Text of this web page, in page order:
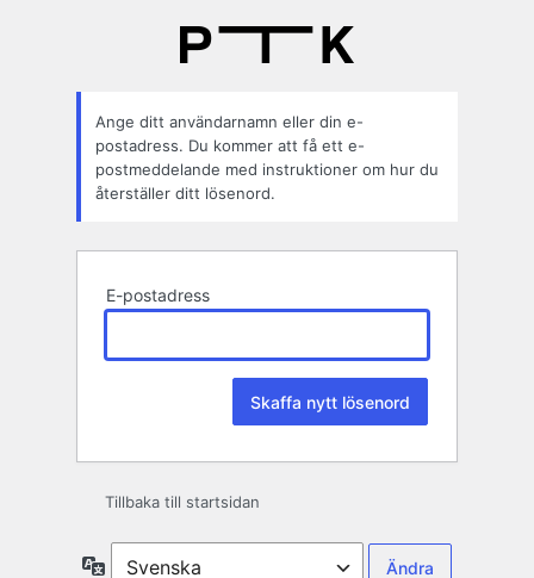
Ange ditt användarnamn eller din e-
postadress. Du kommer att få ett e-
postmeddelande med instruktioner om hur du
återställer ditt lösenord.
E-postadress
Tillbaka till startsidan
Språk